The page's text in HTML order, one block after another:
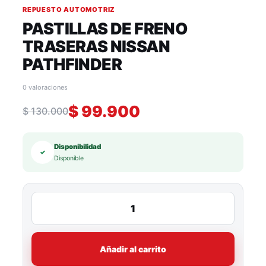
REPUESTO AUTOMOTRIZ
PASTILLAS DE FRENO
TRASERAS NISSAN
PATHFINDER
0 valoraciones
$130.000$99.900
✓
Disponibilidad
Disponible
Añadir al carrito